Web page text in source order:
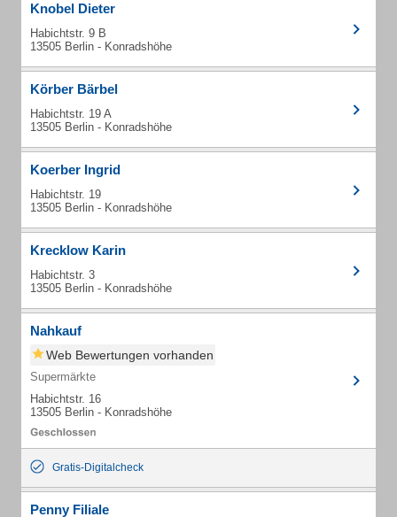
Knobel Dieter
Habichtstr. 9 B
13505 Berlin - Konradshöhe
Körber Bärbel
Habichtstr. 19 A
13505 Berlin - Konradshöhe
Koerber Ingrid
Habichtstr. 19
13505 Berlin - Konradshöhe
Krecklow Karin
Habichtstr. 3
13505 Berlin - Konradshöhe
Nahkauf
Web Bewertungen vorhanden
Supermärkte
Habichtstr. 16
13505 Berlin - Konradshöhe
Gratis-Digitalcheck
Penny Filiale